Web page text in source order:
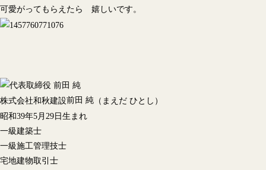
可愛がってもらえたら 嬉しいです。
株式会社和秋建設前田 純 （まえだ ひとし）
昭和39年5月29日生まれ
一級建築士
一級施工管理技士
宅地建物取引士